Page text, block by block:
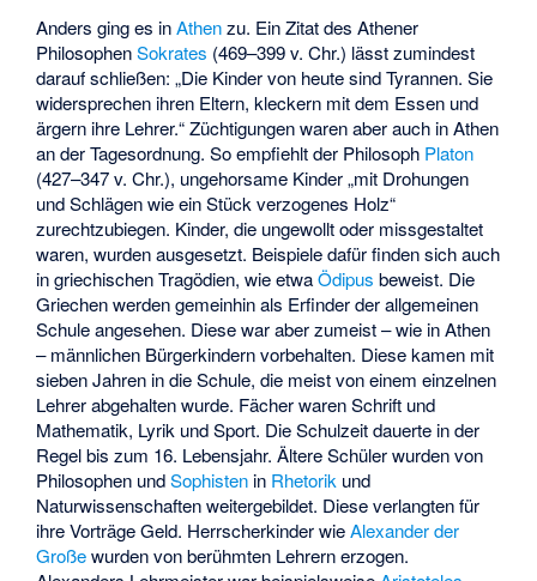
Anders ging es inAthenzu. Ein Zitat des Athener
PhilosophenSokrates (469–399 v. Chr.) lässt zumindest
darauf schließen: „Die Kinder von heute sind Tyrannen. Sie
widersprechen ihren Eltern, kleckern mit dem Essen und
ärgern ihre Lehrer.“ Züchtigungen waren aber auch in Athen
an der Tagesordnung. So empfiehlt der Philosoph Platon
(427–347 v. Chr.), ungehorsame Kinder „mit Drohungen
und Schlägen wie ein Stück verzogenes Holz“
zurechtzubiegen. Kinder, die ungewollt oder missgestaltet
waren, wurden ausgesetzt. Beispiele dafür finden sich auch
in griechischen Tragödien, wie etwaÖdipus beweist. Die
Griechen werden gemeinhin als Erfinder der allgemeinen
Schule angesehen. Diese war aber zumeist – wie in Athen
– männlichen Bürgerkindern vorbehalten. Diese kamen mit
sieben Jahren in die Schule, die meist von einem einzelnen
Lehrer abgehalten wurde. Fächer waren Schrift und
Mathematik, Lyrik und Sport. Die Schulzeit dauerte in der
Regel bis zum 16. Lebensjahr. Ältere Schüler wurden von
Philosophen undSophisten in Rhetorik und
Naturwissenschaften weitergebildet. Diese verlangten für
ihre Vorträge Geld. Herrscherkinder wieAlexander der
Großewurden von berühmten Lehrern erzogen.